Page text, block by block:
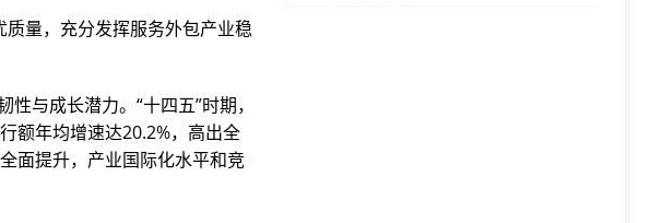
量，充分发挥服务外包产业稳
与成长潜力。“十四五”时期，
额年均增速达20.2%，高出全
面提升，产业国际化水平和竞